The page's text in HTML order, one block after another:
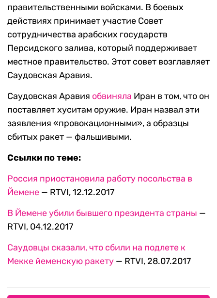
правительственными войсками. В боевых
действиях принимает участие Совет
сотрудничества арабских государств
Персидского залива, который поддерживает
местное правительство. Этот совет возглавляет
Саудовская Аравия.
Саудовская Аравия обвиняла Иран в том, что он
поставляет хуситам оружие. Иран назвал эти
заявления «провокационными», а образцы
сбитых ракет — фальшивыми.
Ссылки по теме:
Россия приостановила работу посольства в
Йемене — RTVI, 12.12.2017
В Йемене убили бывшего президента страны —
RTVI, 04.12.2017
Саудовцы сказали, что сбили на подлете к
Мекке йеменскую ракету — RTVI, 28.07.2017